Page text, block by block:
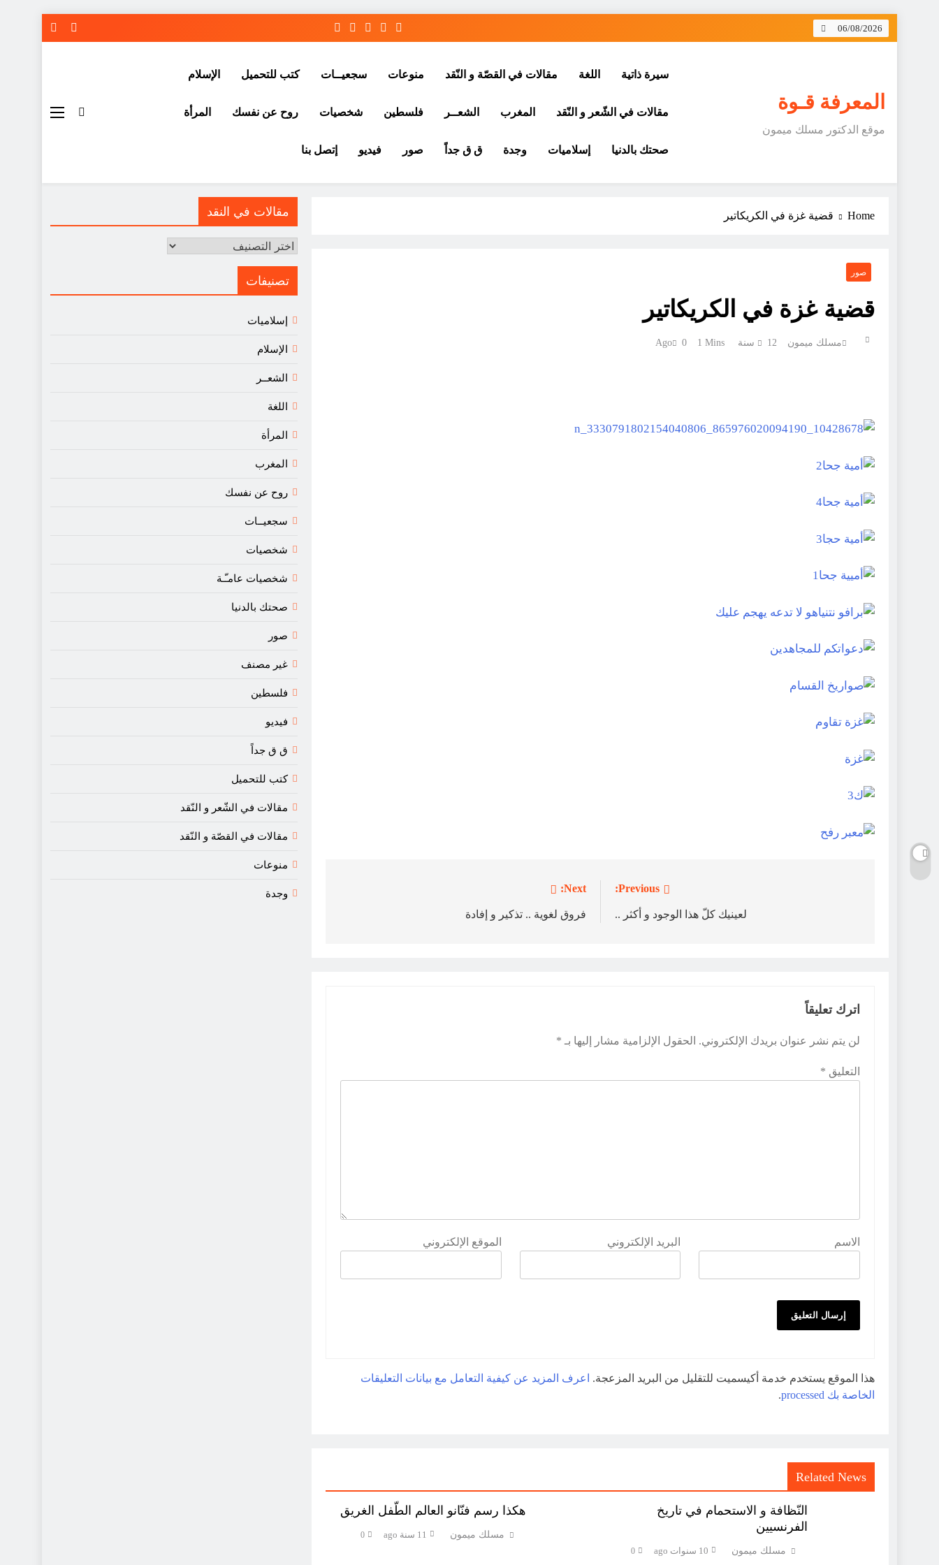
Skip
06/08/2026
المعرفة قـوة
موقع الدكتور مسلك ميمون
سيرة ذاتية اللغة مقالات في القصّة و النّقد منوعات سجعيــات كتب للتحميل الإسلام
مقالات في الشّعر و النّقد المغرب الشعــر فلسطين شخصيات روح عن نفسك المرأة
صحتك بالدنيا إسلاميات وجدة ق ق جداً صور فيديو إتصل بنا
Home قضية غزة في الكريكاتير
صور
قضية غزة في الكريكاتير
مسلك ميمون 12 سنة Ago 0 1 Mins
Previous:
لعينيك كلّ هذا الوجود و أكثر ..
Next:
فروق لغوية .. تذكير و إفادة
اترك تعليقاً
لن يتم نشر عنوان بريدك الإلكتروني. الحقول الإلزامية مشار إليها بـ *
التعليق *
الاسم البريد الإلكتروني الموقع الإلكتروني
هذا الموقع يستخدم خدمة أكيسميت للتقليل من البريد المزعجة.
اعرف المزيد عن كيفية التعامل مع بيانات التعليقات
الخاصة بك processed
.
Related News
النّظافة و الاستحمام في تاريخ
الفرنسيين
مسلك ميمون 10 سنوات ago 0
هكذا رسم فنّانو العالم الطّفل الغريق
مسلك ميمون 11 سنة ago 0
مقالات في النقد
مقالات
النقد
تصنيفات
إسلاميات
الإسلام
الشعــر
اللغة
المرأة
المغرب
روح عن نفسك
سجعيــات
شخصيات
شخصيات عامـّـة
صحتك بالدنيا
صور
غير مصنف
فلسطين
فيديو
ق ق جداً
كتب للتحميل
مقالات في الشّعر و النّقد
مقالات في القصّة و النّقد
منوعات
وجدة